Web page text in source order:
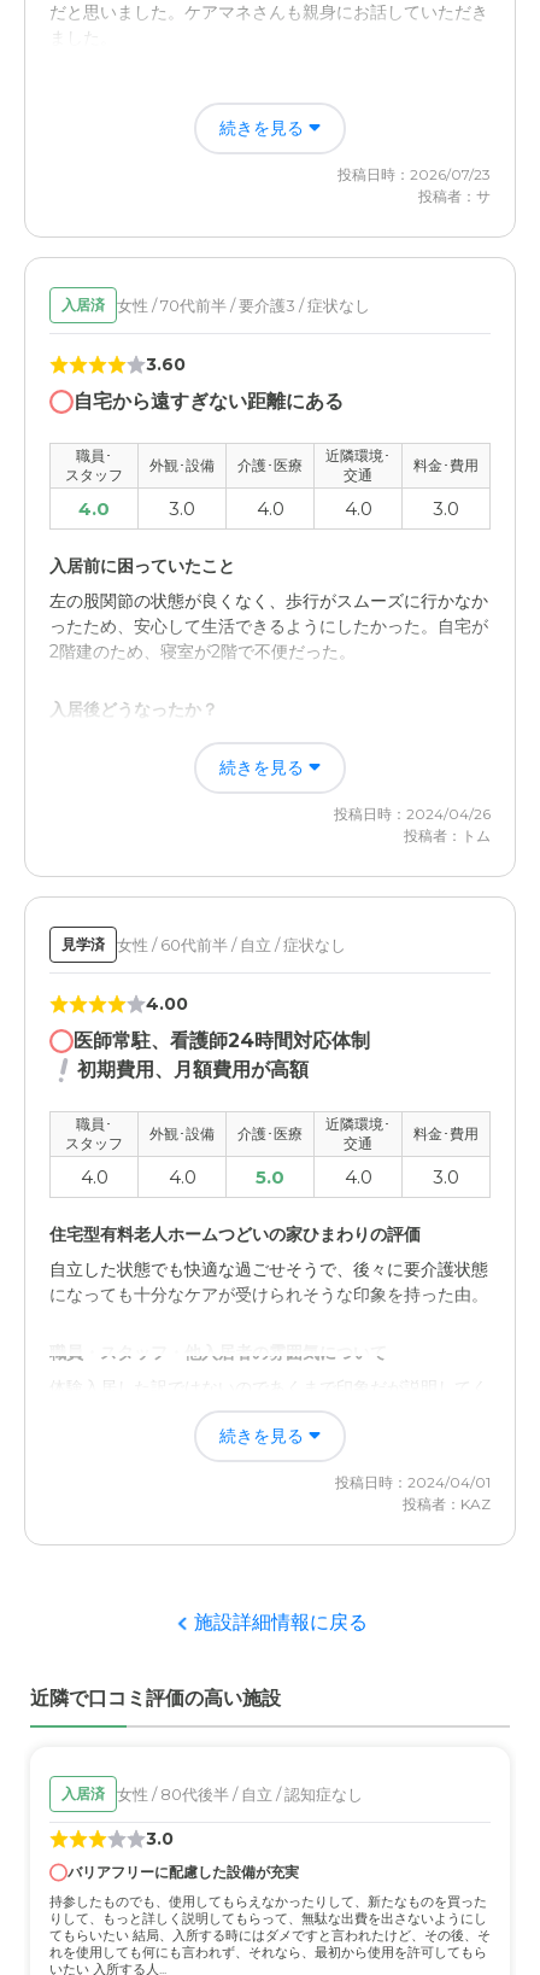
だと思いました。ケアマネさんも親身にお話していただき
ました。
偏食なのですが、食べられない物を食べられる物へ変更し
た献立にはならないそう。ただ施設のほうで多少の対応は
続きを見る
投稿日時：2026/07/23
投稿者：サ
入居済 女性 / 70代前半 / 要介護3 / 症状なし
3.60
自宅から遠すぎない距離にある
職員･
スタッフ
外観･設備 介護･医療
近隣環境･
交通
料金･費用
4.0 3.0 4.0 4.0 3.0
入居前に困っていたこと
左の股関節の状態が良くなく、歩行がスムーズに行かなか
ったため、安心して生活できるようにしたかった。自宅が
2階建のため、寝室が2階で不便だった。
入居後どうなったか？
基本施設内の移動は歩行器を使用しているため、転倒など
のリスクが減り、安心した。 常時介護が難しいため、家
族も安心して生活できるようになった。
職員・スタッフ・他入居者の雰囲気について
親切に対応してくれていると思うので。特別、不可もない
と認識しているためこの点数。
外観・内装・居室・設備について
特別汚れているとかはないため、このような感じかという
イメージ。どこも同じではと思っている。
このような施設の利用が初めての利用なので、この施設し
か知らないため比較対象がない。
自宅からの距離も遠すぎないため、面会や面談の際にさほ
ど不便を感じないのでここに決めた。
もう少し安いといいなと思うが、介護サービスもとても大
続きを見る
投稿日時：2024/04/26
投稿者：トム
見学済 女性 / 60代前半 / 自立 / 症状なし
4.00
医師常駐、看護師24時間対応体制
初期費用、月額費用が高額
職員･
スタッフ
外観･設備 介護･医療
近隣環境･
交通
料金･費用
4.0 4.0 5.0 4.0 3.0
住宅型有料老人ホームつどいの家ひまわりの評価
自立した状態でも快適な過ごせそうで、後々に要介護状態
になっても十分なケアが受けられそうな印象を持った由。
職員・スタッフ・他入居者の雰囲気について
体験入居した訳ではないのであくまで印象だが説明してく
れた担当者は細かいことも懇切丁寧に回答してくれたそう
看護師は24時間対応する体制が整っているとの由。
市内中心部からは少し距離があるが陽当たりの良い静かな
立地で、オンデマンドで中心部へのマイクロバス便も可能
との由。
料金費用について
金額の詳細は覚えていない由ですが設備その他が充実して
いるだけに初期費用、月々の費用もかなり高額。
続きを見る
投稿日時：2024/04/01
投稿者：KAZ
施設詳細情報に戻る
近隣で口コミ評価の高い施設
入居済 女性 / 80代後半 / 自立 / 認知症なし
3.0
バリアフリーに配慮した設備が充実
持参したものでも、使用してもらえなかったりして、新たなものを買った
りして、もっと詳しく説明してもらって、無駄な出費を出さないようにし
てもらいたい 結局、入所する時にはダメですと言われたけど、その後、そ
れを使用しても何にも言われず、それなら、最初から使用を許可してもら
いたい 入所する人...